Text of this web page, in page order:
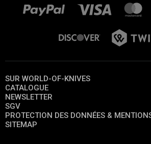
SUR WORLD-OF-KNIVES
CATALOGUE
NEWSLETTER
SGV
PROTECTION DES DONNÉES &
SITEMAP